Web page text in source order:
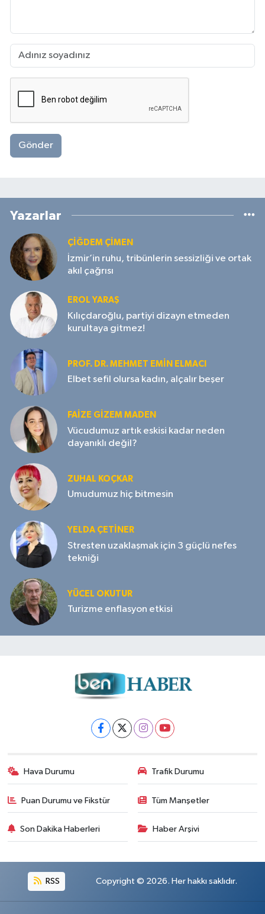
Gönder
Yazarlar
ÇIĞDEM ÇIMEN
İzmir’in ruhu, tribünlerin sessizliği ve ortak
akıl çağrısı
EROL YARAŞ
Kılıçdaroğlu, partiyi dizayn etmeden
kurultaya gitmez!
PROF. DR. MEHMET EMIN ELMACI
Elbet sefil olursa kadın, alçalır beşer
FAIZE GIZEM MADEN
Vücudumuz artık eskisi kadar neden
dayanıklı değil?
ZUHAL KOÇKAR
Umudumuz hiç bitmesin
YELDA ÇETİNER
Stresten uzaklaşmak için 3 güçlü nefes
tekniği
YÜCEL OKUTUR
Turizme enflasyon etkisi
Hava Durumu Trafik Durumu
Puan Durumu ve Fikstür Tüm Manşetler
Son Dakika Haberleri Haber Arşivi
RSS Copyright © 2026. Her hakkı saklıdır.